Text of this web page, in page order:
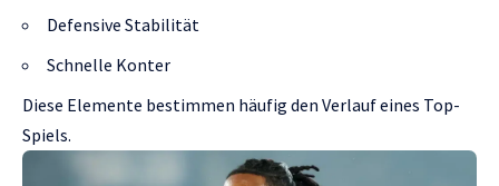
Defensive Stabilität
Schnelle Konter
Diese Elemente bestimmen häufig den Verlauf eines Top-
Spiels.